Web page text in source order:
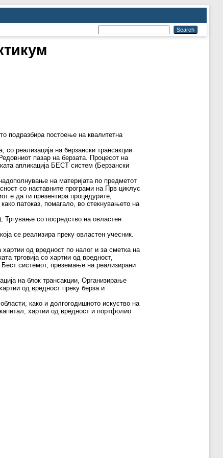
подразбира постоење на квалитетна
реализација на берзански трансакции
пазар на берзата. Процесот на
апликација БЕСТ систем (Берзански
на материјата по предметот
со наставните програми на Прв циклус
е да ги презентира процедурите,
патоказ, помагало, во стекнувањето на
Тргување со посредство на овластен
се реализира преку овластен учесник.
од вредност по налог и за сметка на
трговија со хартии од вредност,
системот, преземање на реализирани
на блок трансакции, Организирање
од вредност преку берза и
како и долгогодишното искуство на
хартии од вредност и портфолио